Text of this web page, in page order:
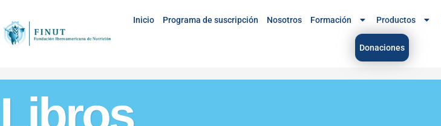
Inicio Programa de suscripción Nosotros Formación Productos
Donaciones
Libros